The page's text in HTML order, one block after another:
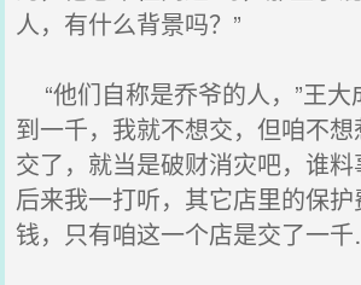
人，有什么背景吗？”
“他们自称是乔爷的人，”王大
到一千，我就不想交，但咱不
交了，就当是破财消灾吧，谁料
后来我一打听，其它店里的保
钱，只有咱这一个店是交了一